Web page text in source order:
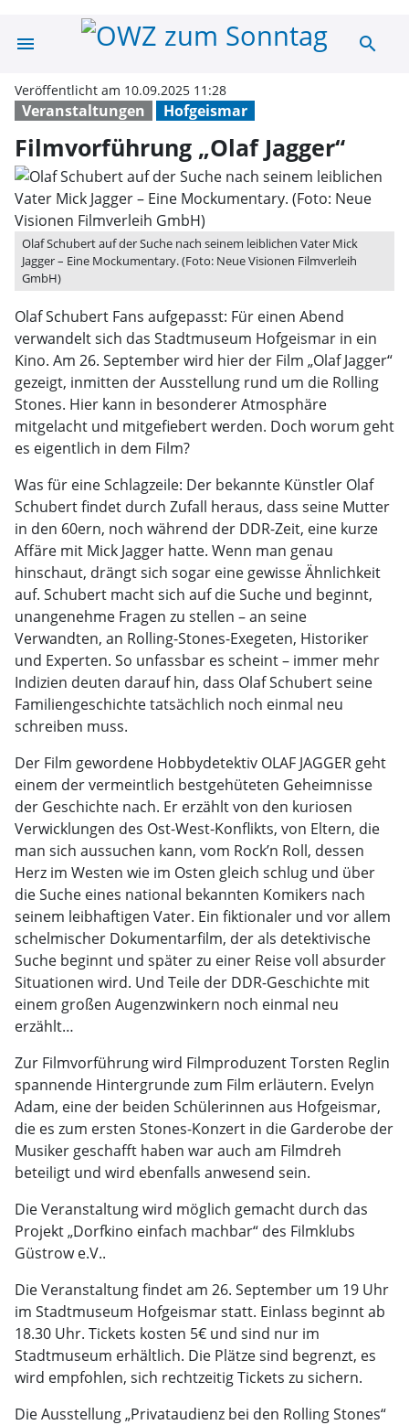
menu Filmvorführung
search
Veranstaltungen Hofgeismar
Veröffentlicht am 10.09.2025 11:28
Filmvorführung „Olaf Jagger“
Olaf Schubert auf der Suche nach seinem leiblichen Vater Mick
Jagger – Eine Mockumentary. (Foto: Neue Visionen Filmverleih
GmbH)
Olaf Schubert Fans aufgepasst: Für einen Abend
verwandelt sich das Stadtmuseum Hofgeismar in ein
Kino. Am 26. September wird hier der Film „Olaf Jagger“
gezeigt, inmitten der Ausstellung rund um die Rolling
Stones. Hier kann in besonderer Atmosphäre
mitgelacht und mitgefiebert werden. Doch worum geht
es eigentlich in dem Film?
Was für eine Schlagzeile: Der bekannte Künstler Olaf
Schubert findet durch Zufall heraus, dass seine Mutter
in den 60ern, noch während der DDR-Zeit, eine kurze
Affäre mit Mick Jagger hatte. Wenn man genau
hinschaut, drängt sich sogar eine gewisse Ähnlichkeit
auf. Schubert macht sich auf die Suche und beginnt,
unangenehme Fragen zu stellen – an seine
Verwandten, an Rolling-Stones-Exegeten, Historiker
und Experten. So unfassbar es scheint – immer mehr
Indizien deuten darauf hin, dass Olaf Schubert seine
Familiengeschichte tatsächlich noch einmal neu
schreiben muss.
Der Film gewordene Hobbydetektiv OLAF JAGGER geht
einem der vermeintlich bestgehüteten Geheimnisse
der Geschichte nach. Er erzählt von den kuriosen
Verwicklungen des Ost-West-Konflikts, von Eltern, die
man sich aussuchen kann, vom Rock’n Roll, dessen
Herz im Westen wie im Osten gleich schlug und über
die Suche eines national bekannten Komikers nach
seinem leibhaftigen Vater. Ein fiktionaler und vor allem
schelmischer Dokumentarfilm, der als detektivische
Suche beginnt und später zu einer Reise voll absurder
Situationen wird. Und Teile der DDR-Geschichte mit
einem großen Augenzwinkern noch einmal neu
erzählt…
Zur Filmvorführung wird Filmproduzent Torsten Reglin
spannende Hintergrunde zum Film erläutern. Evelyn
Adam, eine der beiden Schülerinnen aus Hofgeismar,
die es zum ersten Stones-Konzert in die Garderobe der
Musiker geschafft haben war auch am Filmdreh
beteiligt und wird ebenfalls anwesend sein.
Die Veranstaltung wird möglich gemacht durch das
Projekt „Dorfkino einfach machbar“ des Filmklubs
Güstrow e.V..
Die Veranstaltung findet am 26. September um 19 Uhr
im Stadtmuseum Hofgeismar statt. Einlass beginnt ab
18.30 Uhr. Tickets kosten 5€ und sind nur im
Stadtmuseum erhältlich. Die Plätze sind begrenzt, es
wird empfohlen, sich rechtzeitig Tickets zu sichern.
Die Ausstellung „Privataudienz bei den Rolling Stones“